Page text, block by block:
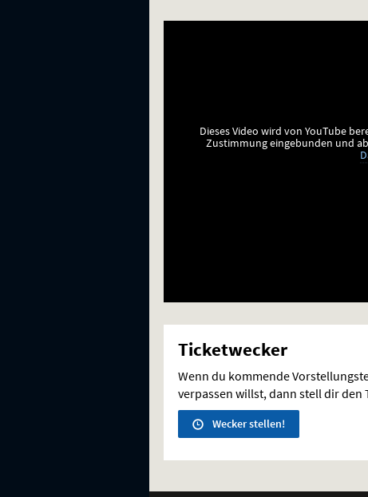
Dieses Video wird von YouTube
Zustimmung eingebunden und
Ticketwecker
Wenn du kommende
verpassen willst, dann stell dir den
Wecker stellen!